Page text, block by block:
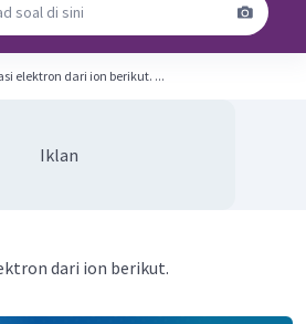
Tuliskan konfigurasi elektron dari ion berikut. ...
Iklan
dari ion berikut.